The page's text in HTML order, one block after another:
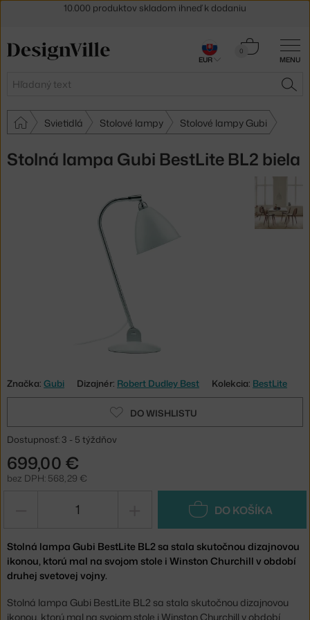
MENU
Hľadať
0
Košík
Svietidlá Stolové lampy Stolové lampy Gubi
Stolná lampa Gubi BestLite BL2 biela
Značka: Gubi Dizajnér: Robert Dudley Best Kolekcia: BestLite
DO WISHLISTU
Dostupnosť: 3 - 5 týždňov
699,00 €
bez DPH: 568,29 €
DO KOŠÍKA
Stolná lampa Gubi BestLite BL2 sa stala skutočnou dizajnovou
ikonou, ktorú mal na svojom stole i Winston Churchill v období
druhej svetovej vojny.
Stolná lampa Gubi BestLite BL2 sa stala skutočnou dizajnovou
ikonou, ktorú mal na svojom stole i Winston Churchill v období
30 dní na vrátenie tovaru
EUR